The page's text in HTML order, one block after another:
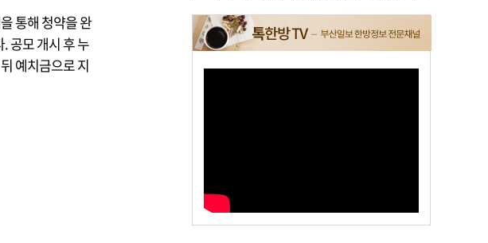
통해 청약을 완
공모 개시 후 누
예치금으로 지